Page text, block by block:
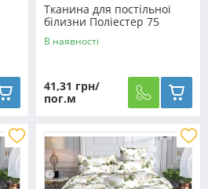
Тканина для постільної
білизни Поліестер 75
PL8593 (60м)
В наявності
41,31 грн/
пог.м